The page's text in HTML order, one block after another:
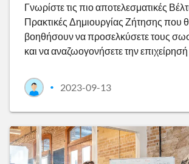
Γνωρίστε τις πιο αποτελεσματικές
Πρακτικές Δημιουργίας Ζήτησης που
βοηθήσουν να προσελκύσετε τους
και να αναζωογονήσετε την
• 2023-09-13